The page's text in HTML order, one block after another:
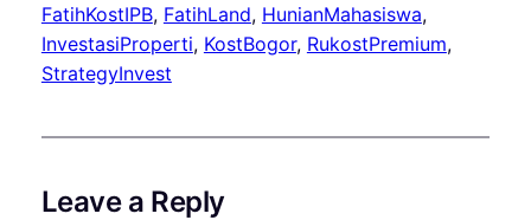
FatihKostIPB, FatihLand, HunianMahasiswa ,
InvestasiProperti, KostBogor, RukostPremium ,
StrategyInvest
Leave a Reply